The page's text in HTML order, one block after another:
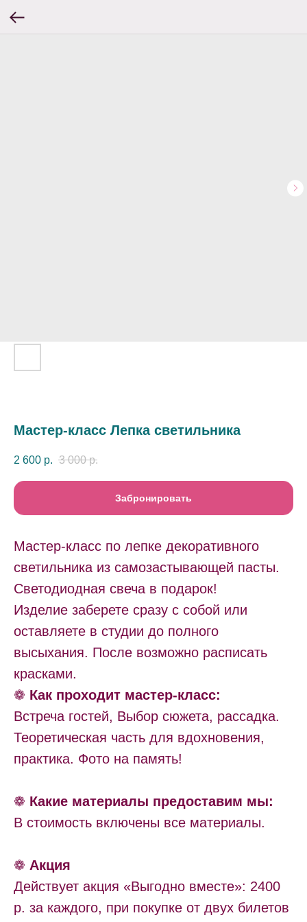
Мастер-класс Лепка светильника
2 600 р. 3 000 р.
Забронировать
Мастер-класс по лепке декоративного
светильника из самозастывающей пасты.
Светодиодная свеча в подарок!
Изделие заберете сразу с собой или
оставляете в студии до полного
высыхания. После возможно расписать
красками.
❁ Как проходит мастер-класс:
Встреча гостей, Выбор сюжета, рассадка.
Теоретическая часть для вдохновения,
практика. Фото на память!
❁ Какие материалы предоставим мы:
В стоимость включены все материалы.
❁ Акция
Действует акция «Выгодно вместе»: 2400
р. за каждого, при покупке от двух билетов